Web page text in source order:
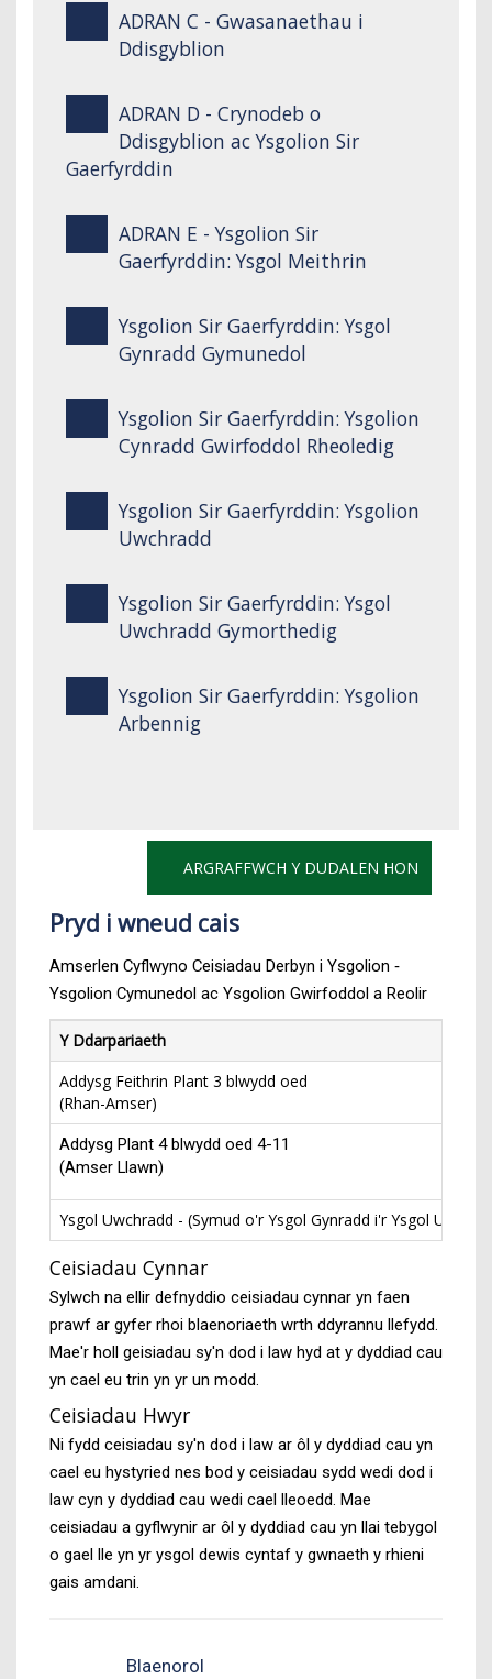
ADRAN C - Gwasanaethau i
Ddisgyblion
ADRAN D - Crynodeb o
Ddisgyblion ac Ysgolion Sir
Gaerfyrddin
ADRAN E - Ysgolion Sir
Gaerfyrddin: Ysgol Meithrin
Ysgolion Sir Gaerfyrddin: Ysgol
Gynradd Gymunedol
Ysgolion Sir Gaerfyrddin: Ysgolion
Cynradd Gwirfoddol Rheoledig
Ysgolion Sir Gaerfyrddin: Ysgolion
Uwchradd
Ysgolion Sir Gaerfyrddin: Ysgol
Uwchradd Gymorthedig
Ysgolion Sir Gaerfyrddin: Ysgolion
Arbennig
ARGRAFFWCH Y DUDALEN HON
Pryd i wneud cais
Amserlen Cyflwyno Ceisiadau Derbyn i Ysgolion ‐
Ysgolion Cymunedol ac Ysgolion Gwirfoddol a Reolir
Y Ddarpariaeth
Addysg Feithrin Plant 3 blwydd oed
(Rhan-Amser)
Addysg Plant 4 blwydd oed 4-11
(Amser Llawn)
Ysgol Uwchradd - (Symud o'r Ysgol Gynradd i'r Ysgol
Ceisiadau Cynnar
Sylwch na ellir defnyddio ceisiadau cynnar yn faen
prawf ar gyfer rhoi blaenoriaeth wrth ddyrannu llefydd.
Mae'r holl geisiadau sy'n dod i law hyd at y dyddiad cau
yn cael eu trin yn yr un modd.
Ceisiadau Hwyr
Ni fydd ceisiadau sy'n dod i law ar ôl y dyddiad cau yn
cael eu hystyried nes bod y ceisiadau sydd wedi dod i
law cyn y dyddiad cau wedi cael lleoedd. Mae
ceisiadau a gyflwynir ar ôl y dyddiad cau yn llai tebygol
o gael lle yn yr ysgol dewis cyntaf y gwnaeth y rhieni
gais amdani.
Blaenorol